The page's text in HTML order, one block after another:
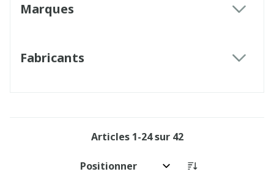
Marques
Fabricants
Articles 1-24sur 42
Trier par: